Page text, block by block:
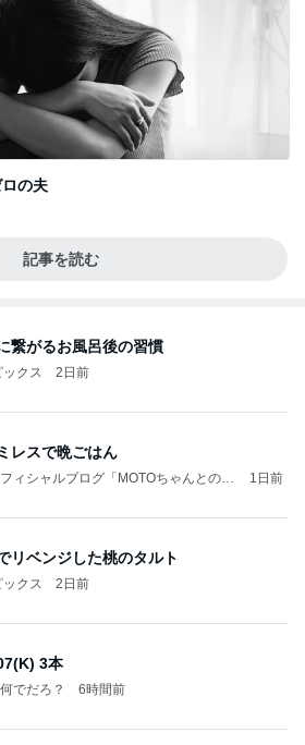
の夫
記事を読む
繋がるお風呂後の習慣
クス 2日前
レスで晩ごはん
ィシャルブログ「MOTOちゃんとのは
1日前
リベンジした桃のタルト
クス 2日前
3本
でだろ？ 6時間前